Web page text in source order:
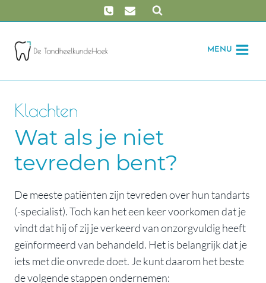
naar
inhoud
MENU
Klachten
Wat als je niet
tevreden bent?
De meeste patiënten zijn tevreden over hun tandarts
(-specialist). Toch kan het een keer voorkomen dat je
vindt dat hij of zij je verkeerd van onzorgvuldig heeft
geïnformeerd van behandeld. Het is belangrijk dat je
iets met die onvrede doet. Je kunt daarom het beste
de volgende stappen ondernemen: